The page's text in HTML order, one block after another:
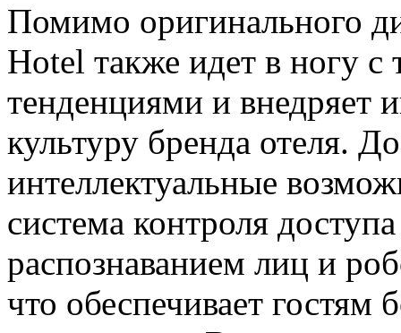
Помимо оригинального
Hotel также идет в ногу с
тенденциями и внедряет
культуру бренда отеля.
интеллектуальные
система контроля
распознаванием лиц и
что обеспечивает гостям